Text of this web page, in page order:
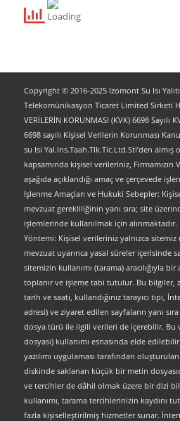
Copyright © 2016-2025 İzomont Su Isı
Telekomünikasyon Ticaret Limited Sirketi
VERİLERİN KORUNMASI (KVK) 6698
6698 sayılı Kişisel Verilerin Korunması
su Isi Yal.Ins.Taah.Tlk.Tic.Ltd.Sti’den
kapsamında kişisel verileriniz, Firmamızın
aşağıda açıklandığı amaç ve çerçevede
İşlenme Amaçları ve Hukuki Sebepler:
mevzuat gerekliliğinin yanı sıra; site
işlemlerinde kullanılmak için
Yöntemi: Kişisel verileriniz yalnızca
mevzuat uyarınca yasal süreler içerisinde
sitemizin kullanımı (tarama) aracılığıyla
toplanır ve işleme tabi tutulur. Bu bilgiler,
tarih ve saati, kullandığınız tarayıcı tipi,
adresi) ve ziyaret edilen sayfaların yanı
dosya türü ile ilgili verileri de içerebilir. Bu
dosyası) kullanımı esnasında elde
yazılımı uygulaması tarafından
diskinde saklanan küçük bir metin
ve tercihler de dâhil olmak üzere bir dizi
kullanımı, tarama tercihlerinizin kaydını
fazla kişiselleştirilmiş hizmetler sunar.